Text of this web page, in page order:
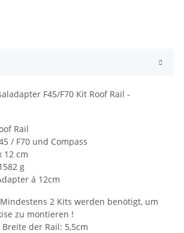
F45/F70 Kit Roof Rail -
Rail
/ F70 und Compass
12 cm
g
á 12cm
Mindestens 2 Kits werden benötigt, um
zu montieren !
der Rail: 5,5cm